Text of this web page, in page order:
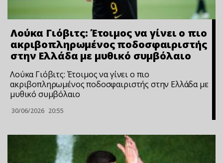
Λούκα Γιόβιτς: Έτοιμος να γίνει ο πιο
ακριβοπληρωμένος ποδοσφαιριστής
στην Ελλάδα με μυθικό συμβόλαιο
Λούκα Γιόβιτς: Έτοιμος να γίνει ο πιο
ακριβοπληρωμένος ποδοσφαιριστής στην Ελλάδα με
μυθικό συμβόλαιο
30/06/2026 20:55